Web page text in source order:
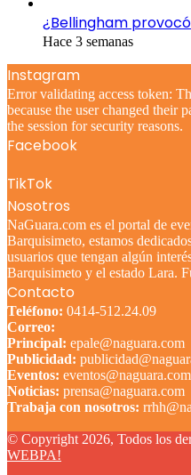
¿Bellingham
Hace 3 semanas
Instagram
Error validating access token:
because the user changed their
the session for security reasons.
Facebook
TikTok
Nosotros
NaGuara.com es el portal de
Barquisimeto, estamos
usuarios que tengan algún
Barquisimeto y el estado Lara.
Contacto
Teléfono: 0414-512.24.09
Correo:
Principal: epale@naguara.com
Publicidad:
Eventos: eventos@naguara.com
Noticias: prensa@naguara.com
Trabaja con nosotros:
© Copyright 2026, Todos los
WEBPA!